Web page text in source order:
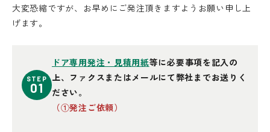
大変恐縮ですが、お早めにご発注頂きますようお願い申し上
げます。
STEP
01
ドア専用発注・見積用紙等に必要事項を記入の
上、ファクスまたはメールにて弊社までお送りく
ださい。
（①発注ご依頼）